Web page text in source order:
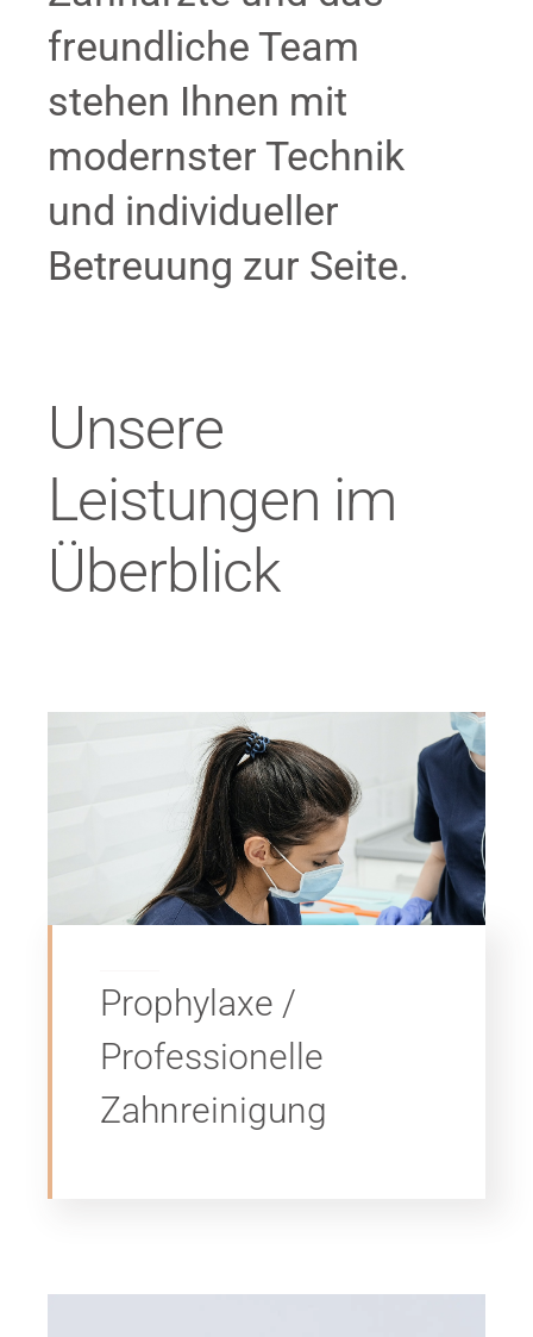
freundliche Team
stehen Ihnen mit
modernster Technik
und individueller
Betreuung zur Seite.
Unsere
Leistungen im
Überblick
Prophylaxe /
Professionelle
Zahnreinigung